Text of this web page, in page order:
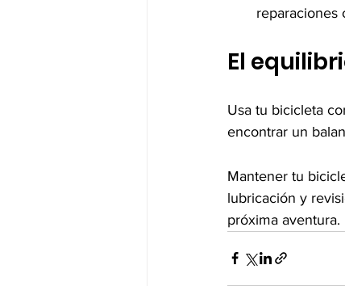
reparaciones
El
Usa tu bicicleta
encontrar un
Mantener tu
lubricación y
próxima aventura.